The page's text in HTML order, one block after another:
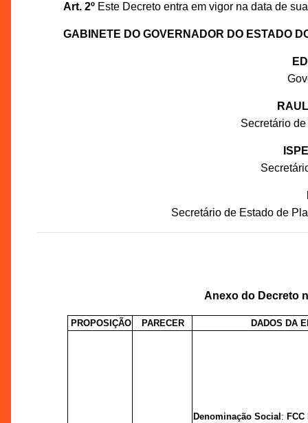
Art. 2ºEste Decreto entra em vigor na data de
GABINETE DO GOVERNADOR DO ESTADO
Secretário
Secretário de Estado de
Anexo do Decreto
PROPOSIÇÃO PARECER DADOS DA
Denominação Social :